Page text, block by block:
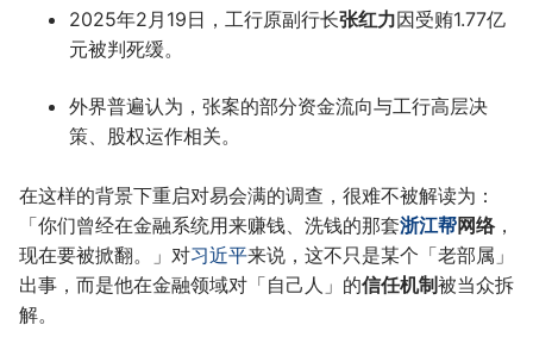
2025年2月19日，工行原副行长张红力因受贿1.77亿
元被判死缓。
外界普遍认为，张案的部分资金流向与工行高层决
策、股权运作相关。
在这样的背景下重启对易会满的调查，很难不被解读为：
「你们曾经在金融系统用来赚钱、洗钱的那套浙江帮网络，
现在要被掀翻。」对习近平来说，这不只是某个「老部属」
出事，而是他在金融领域对「自己人」的信任机制被当众拆
解。